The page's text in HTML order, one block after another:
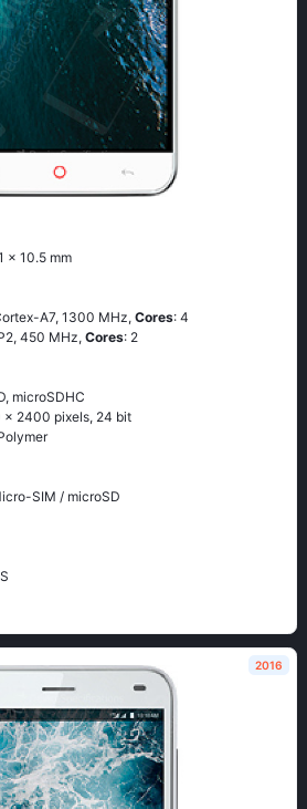
x 10.5 mm
А7, 1300 MHz, Cores: 4
450 MHz,Cores: 2
microSDHC
x 2400 pixels, 24 bit
SIM / microSD
2016